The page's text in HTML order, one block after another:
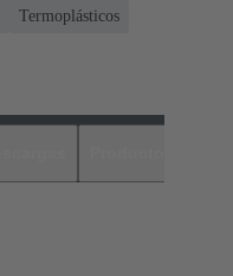
Termoplásticos